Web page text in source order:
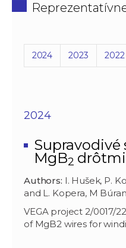
2024 2023 2022
2024
Supravodivé
MgB2 drôtmi
Authors: I. Hušek, P.
and L. Kopera, M Búran
VEGA project 2/0017/
of MgB2 wires for